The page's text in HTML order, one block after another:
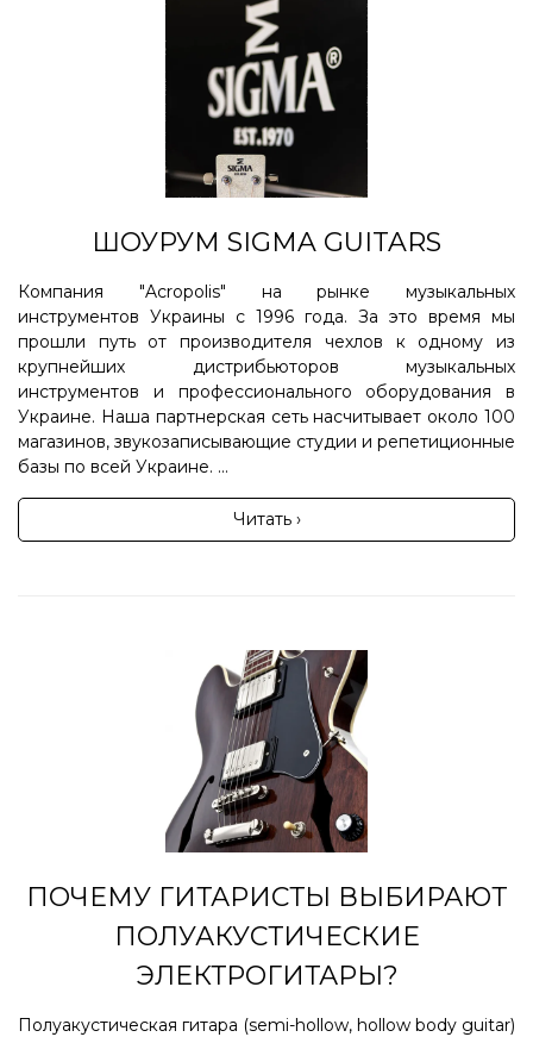
ШОУРУМ SIGMA GUITARS
Компания "Acropolis" на рынке музыкальных
инструментов Украины с 1996 года. За это время мы
прошли путь от производителя чехлов к одному из
крупнейших дистрибьюторов музыкальных
инструментов и профессионального оборудования в
Украине. Наша партнерская сеть насчитывает около 100
магазинов, звукозаписывающие студии и репетиционные
базы по всей Украине. ...
Читать ›
ПОЧЕМУ ГИТАРИСТЫ ВЫБИРАЮТ
ПОЛУАКУСТИЧЕСКИЕ
ЭЛЕКТРОГИТАРЫ?
Полуакустическая гитара (semi-hollow, hollow body guitar)